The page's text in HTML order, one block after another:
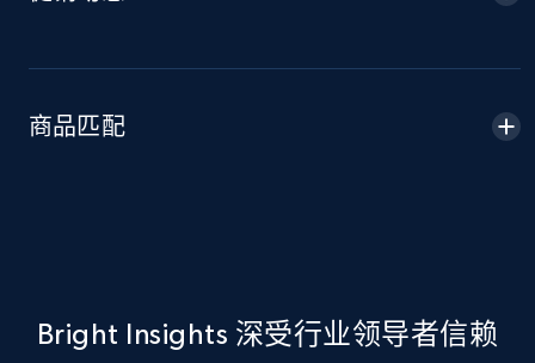
Amazon sellers info
商品匹配
Bright Insights 深受行业领导者信赖